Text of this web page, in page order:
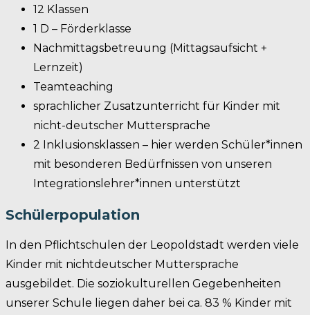
12 Klassen
1 D – Förderklasse
Nachmittagsbetreuung (Mittagsaufsicht +
Lernzeit)
Teamteaching
sprachlicher Zusatzunterricht für Kinder mit
nicht-deutscher Muttersprache
2 Inklusionsklassen – hier werden Schüler*innen
mit besonderen Bedürfnissen von unseren
Integrationslehrer*innen unterstützt
Schülerpopulation
In den Pflichtschulen der Leopoldstadt werden viele
Kinder mit nichtdeutscher Muttersprache
ausgebildet. Die soziokulturellen Gegebenheiten
unserer Schule liegen daher bei ca. 83 % Kinder mit